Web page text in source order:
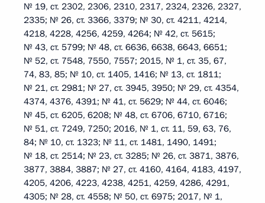
№ 19, ст. 2302, 2306, 2310, 2317, 2324, 2326, 2327,
2335; № 26, ст. 3366, 3379; № 30, ст. 4211, 4214,
4218, 4228, 4256, 4259, 4264; № 42, ст. 5615;
№ 43, ст. 5799; № 48, ст. 6636, 6638, 6643, 6651;
№ 52, ст. 7548, 7550, 7557; 2015, № 1, ст. 35, 67,
74, 83, 85; № 10, ст. 1405, 1416; № 13, ст. 1811;
№ 21, ст. 2981; № 27, ст. 3945, 3950; № 29, ст. 4354,
4374, 4376, 4391; № 41, ст. 5629; № 44, ст. 6046;
№ 45, ст. 6205, 6208; № 48, ст. 6706, 6710, 6716;
№ 51, ст. 7249, 7250; 2016, № 1, ст. 11, 59, 63, 76,
84; № 10, ст. 1323; № 11, ст. 1481, 1490, 1491;
№ 18, ст. 2514; № 23, ст. 3285; № 26, ст. 3871, 3876,
3877, 3884, 3887; № 27, ст. 4160, 4164, 4183, 4197,
4205, 4206, 4223, 4238, 4251, 4259, 4286, 4291,
4305; № 28, ст. 4558; № 50, ст. 6975; 2017, № 1,